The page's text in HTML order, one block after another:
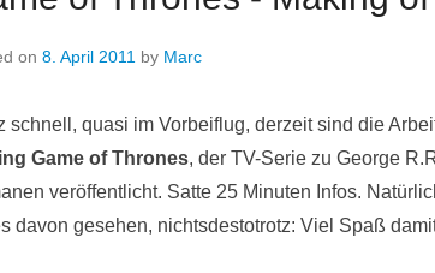
on 8. April 2011 by Marc
schnell, quasi im Vorbeiflug, derzeit sind die
Game of Thrones, der TV-Serie zu George
veröffentlicht. Satte 25 Minuten Infos.
davon gesehen, nichtsdestotrotz: Viel Spaß